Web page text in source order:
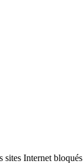
Internet